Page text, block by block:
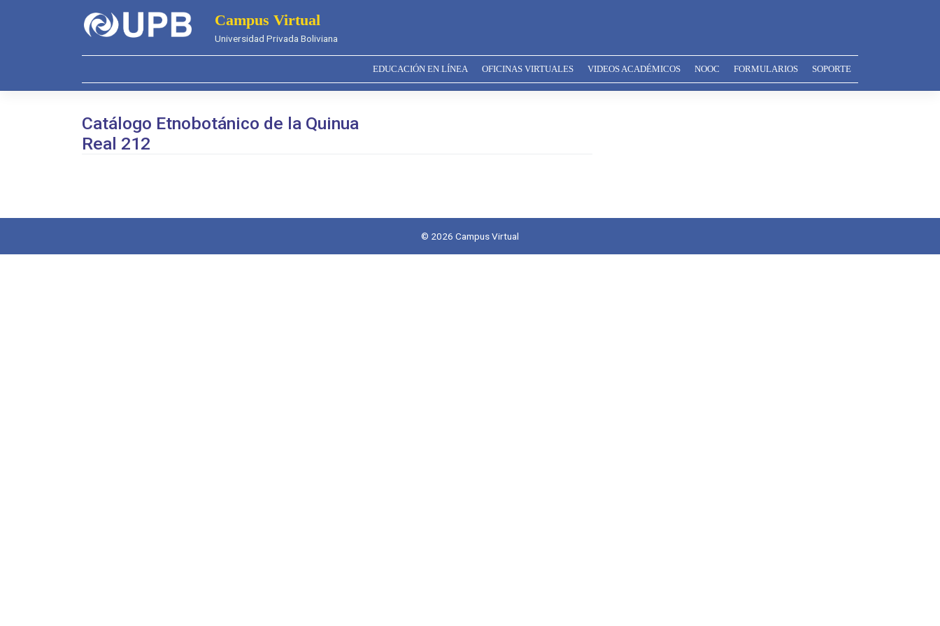
Campus Virtual
Universidad Privada Boliviana
EDUCACIÓN EN LÍNEA OFICINAS VIRTUALES VIDEOS ACADÉMICOS NOOC FORMULARIOS SOPORTE
Catálogo Etnobotánico de la Quinua
Real 212
© 2026 Campus Virtual